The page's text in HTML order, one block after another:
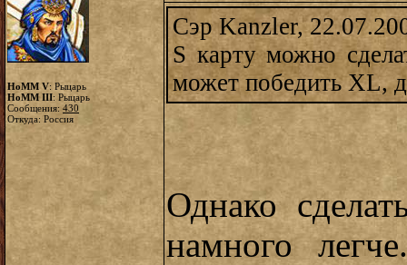
HoMM V: Рыцарь
HoMM III: Рыцарь
Сообщения:430
Откуда: Россия
Сэр Kanzler,
S карту можно
может победить XL,
Однако
намного